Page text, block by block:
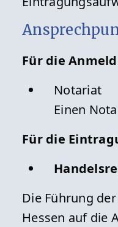
Für die
Notariat
Einen
Für die
Die Führung
Hessen auf die